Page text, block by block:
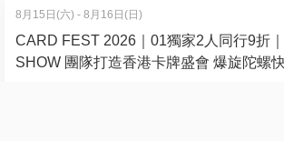
8月15日(六) - 8月16日(日)
CARD FEST 2026｜01獨家2人同行9折
SHOW 團隊打造香港卡牌盛會 爆旋陀螺